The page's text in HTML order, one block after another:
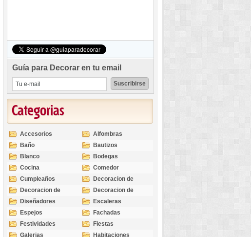
Guía para Decorar en tu email
Categorias
Accesorios
Alfombras
Baño
Bautizos
Blanco
Bodegas
Cocina
Comedor
Cumpleaños
Decoracion de
Exteriores
Decoracion de
Interiores
Decoracion de
Ocasiones
Diseñadores
Escaleras
Espejos
Fachadas
Festividades
Fiestas
Galerias
Habitaciones